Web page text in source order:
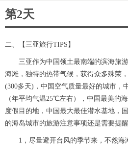
第2天
二、【三亚旅行TIPS】
三亚作为中国领土最南端的滨海旅游
海滩，独特的热带气候，获得众多殊荣
(300多天)，中国空气质量最好的城市，
（年平均气温25℃左右），中国最美的
度假目的地，中国最大最佳潜水基地，
的海岛城市的旅游注意事项还是需要提醒
1，尽量避开台风的季节来，不然海